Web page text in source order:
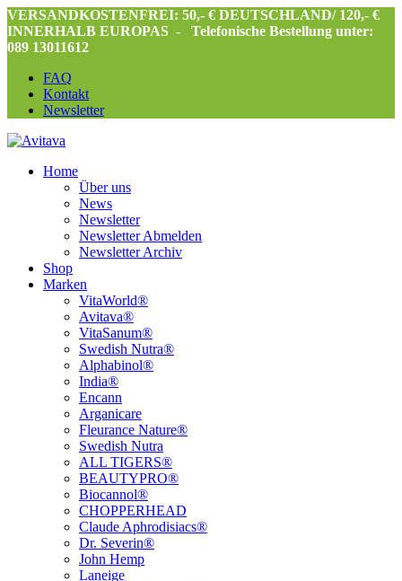
VERSANDKOSTENFREI: 50,- € DEUTSCHLAND/ 120,- €
INNERHALB EUROPAS -
Telefonische Bestellung unter:
089 13011612
FAQ
Kontakt
Newsletter
Home
Über uns
News
Newsletter
Newsletter Abmelden
Newsletter Archiv
Shop
Marken
VitaWorld®
Avitava®
VitaSanum®
Swedish Nutra®
Alphabinol®
India®
Encann
Arganicare
Fleurance Nature®
Swedish Nutra
ALL TIGERS®
BEAUTYPRO®
Biocannol®
CHOPPERHEAD
Claude Aphrodisiacs®
Dr. Severin®
John Hemp
Laneige